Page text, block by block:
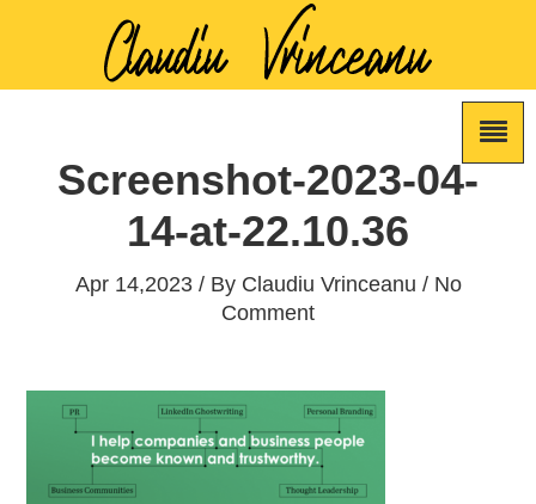
Screenshot-2023-04-
14-at-22.10.36
Apr 14,2023 / By Claudiu Vrinceanu / No
Comment